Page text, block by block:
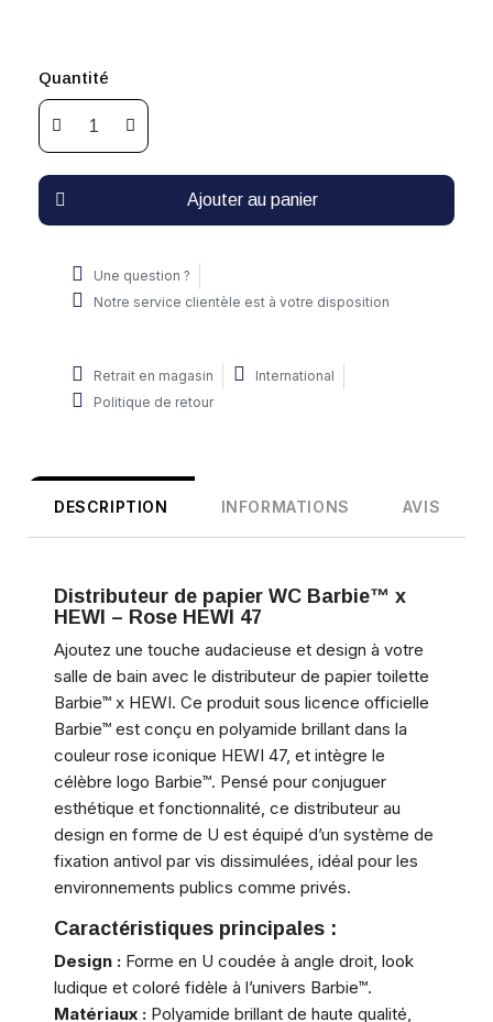
Quantité
Ajouter au panier
Une question ?
Notre service clientèle est à votre disposition
Retrait en magasin
International
Politique de retour
DESCRIPTION INFORMATIONS AVIS
Distributeur de papier WC Barbie™ x
HEWI – Rose HEWI 47
Ajoutez une touche audacieuse et design à votre
salle de bain avec le distributeur de papier toilette
Barbie™ x HEWI. Ce produit sous licence officielle
Barbie™ est conçu en polyamide brillant dans la
couleur rose iconique HEWI 47, et intègre le
célèbre logo Barbie™. Pensé pour conjuguer
esthétique et fonctionnalité, ce distributeur au
design en forme de U est équipé d’un système de
fixation antivol par vis dissimulées, idéal pour les
environnements publics comme privés.
Caractéristiques principales :
Design : Forme en U coudée à angle droit, look
ludique et coloré fidèle à l’univers Barbie™.
Matériaux : Polyamide brillant de haute qualité,